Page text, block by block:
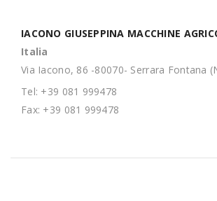
IACONO GIUSEPPINA MACCHINE
Italia
Via Iacono, 86 -80070- Serrara Fontana
Tel: +39 081 999478
Fax: +39 081 999478